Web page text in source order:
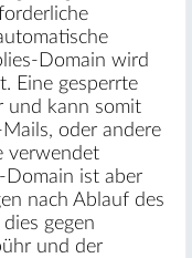
Domain wird
Eine gesperrte
und kann somit
oder andere
verwendet
Domain ist aber
nach Ablauf des
gegen
und der